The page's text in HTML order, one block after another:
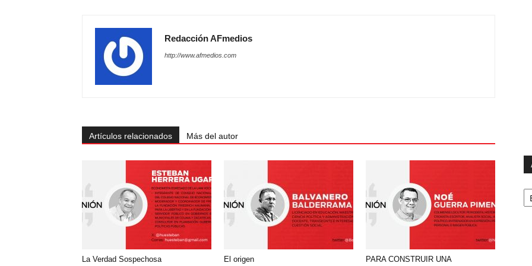
Redacción AFmedios
http://www.afmedios.com
Artículos relacionados Más del autor
La Verdad Sospechosa El origen PARA CONSTRUIR UNA